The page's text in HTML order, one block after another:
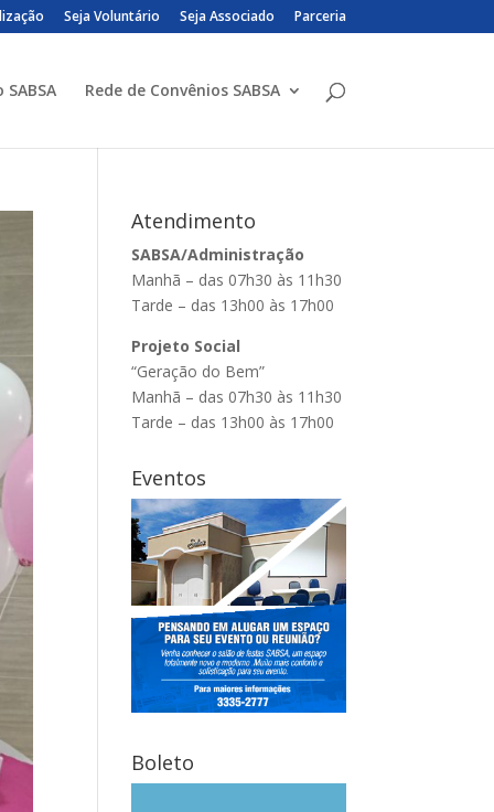
Seja Voluntário Seja Associado Parceria
Rede de Convênios SABSA
Atendimento
SABSA/Administração
Manhã – das 07h30 às 11h30
Tarde – das 13h00 às 17h00
Projeto Social
“Geração do Bem”
Manhã – das 07h30 às 11h30
Tarde – das 13h00 às 17h00
Eventos
Boleto